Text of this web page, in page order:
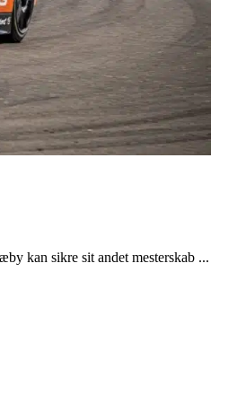
kan sikre sit andet mesterskab ...